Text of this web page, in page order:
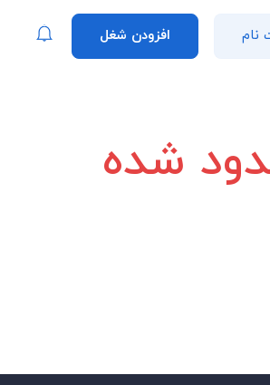
نام افزودن شغل
شده